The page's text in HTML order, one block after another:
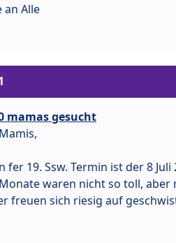
an Alle
mamas gesucht
fer 19. Ssw. Termin ist der 8
waren nicht so toll,
freuen sich riesig auf